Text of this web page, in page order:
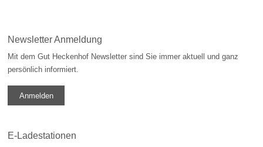
Newsletter Anmeldung
Mit dem Gut Heckenhof Newsletter sind Sie immer aktuell und ganz
persönlich informiert.
Anmelden
E-Ladestationen